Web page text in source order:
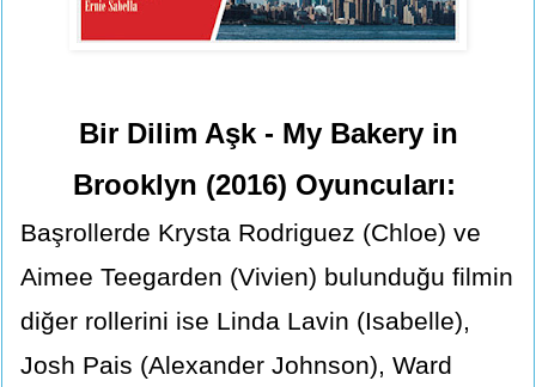
Bir Dilim Aşk - My Bakery in
Brooklyn (2016) Oyuncuları:
Başrollerde Krysta Rodriguez (Chloe) ve
Aimee Teegarden (Vivien) bulunduğu filmin
diğer rollerini ise Linda Lavin (Isabelle),
Josh Pais (Alexander Johnson), Ward